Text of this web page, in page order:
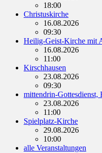
18:00
Christuskirche
16.08.2026
09:30
Heilig-Geist-Kirche mit
16.08.2026
11:00
Kirschhausen
23.08.2026
09:30
mittendrin-
23.08.2026
11:00
Spielplatz-Kirche
29.08.2026
10:00
alle Veranstaltungen